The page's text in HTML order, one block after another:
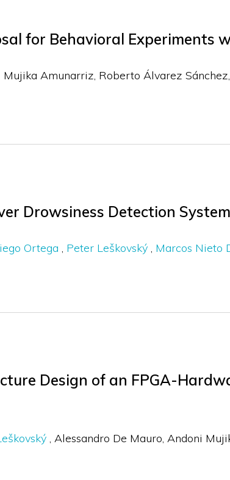
for Behavioral Experiments
Mujika Amunarriz Roberto Álvarez Sánchez
Drowsiness Detection
Ortega Peter Leškovský Marcos Nieto
Design of an FPGA-
Alessandro De Mauro Andoni